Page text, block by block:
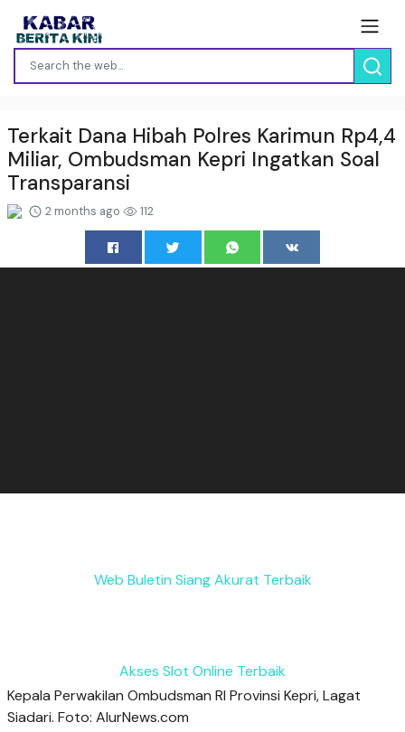
Terkait Dana Hibah Polres Karimun Rp4,4
Miliar, Ombudsman Kepri Ingatkan Soal
Transparansi
2 months ago 112
Web Buletin Siang Akurat Terbaik
Akses Slot Online Terbaik
Kepala Perwakilan Ombudsman RI Provinsi Kepri, Lagat
Siadari. Foto: AlurNews.com